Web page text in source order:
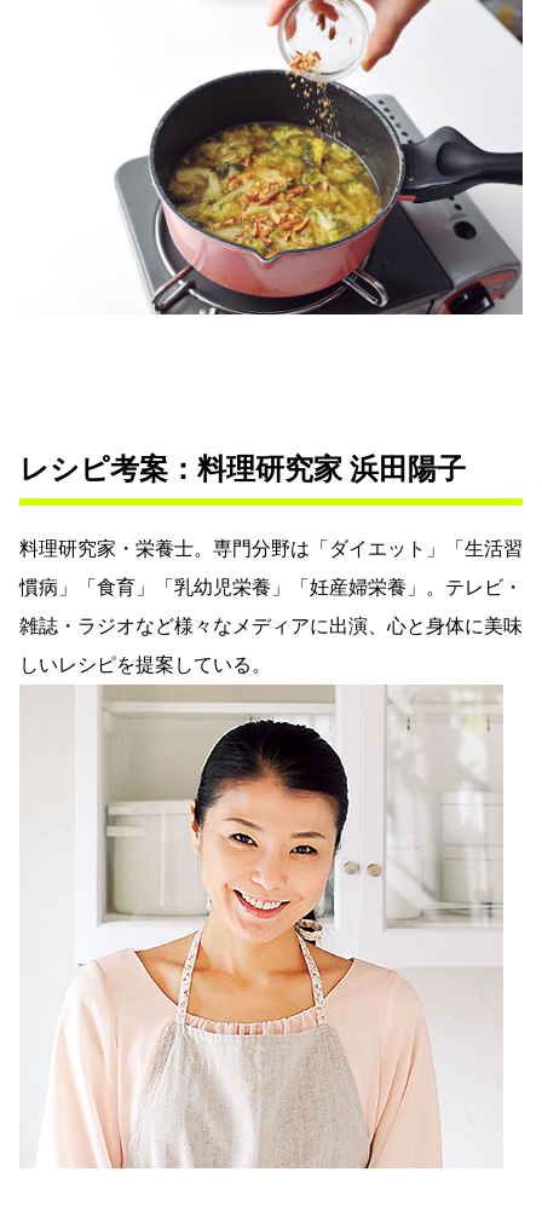
レシピ考案：料理研究家 浜田陽子
料理研究家・栄養士。専門分野は「ダイエット」「生活習
慣病」「食育」「乳幼児栄養」「妊産婦栄養」。テレビ・
雑誌・ラジオなど様々なメディアに出演、心と身体に美味
しいレシピを提案している。